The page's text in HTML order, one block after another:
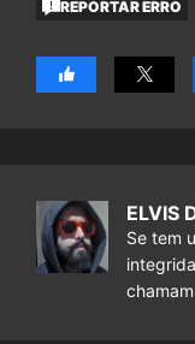
REPORTAR ERRO
ELVIS
Se tem